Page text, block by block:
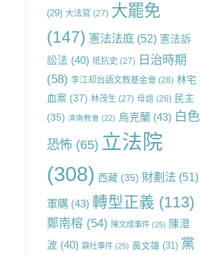
(29) 大法官(27) 大罷免
(147) 憲法法庭(52) 憲法訴
訟法 (40) 抵抗史 (27) 日治時期
(58) 李江却台語文教基金會(28) 林宅
血案(37) 林茂生 (27) 母語(26) 民主
(35) 濟南教會 (22) 烏克蘭(43) 白色
恐怖 (65) 立法院
(308) 西藏(35) 財劃法(51)
軍購(43) 轉型正義 (113)
鄭南榕 (54) 陳文成事件(25) 陳澄
波 (40) 霧社事件(25) 黃文雄(31) 黨